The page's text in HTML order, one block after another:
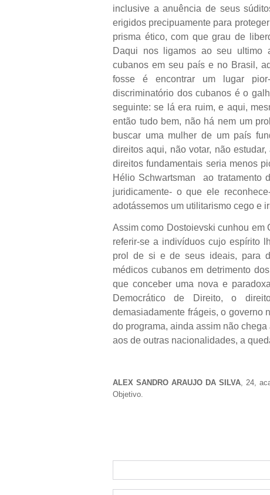
inclusive a anuência de seus
erigidos precipuamente para
prisma ético, com que grau de
Daqui nos ligamos ao seu ultimo
cubanos em seu país e no Brasil,
fosse é encontrar um lugar
discriminatório dos cubanos é o
seguinte: se lá era ruim, e aqui,
então tudo bem, não há nem um
buscar uma mulher de um país
direitos aqui, não votar, não
direitos fundamentais seria menos
Hélio Schwartsman ao tratamento
juridicamente- o que ele
adotássemos um utilitarismo cego e
Assim como Dostoievski cunhou em
referir-se a indivíduos cujo espírito
prol de si e de seus ideais, para
médicos cubanos em detrimento
que conceber uma nova e
Democrático de Direito, o
demasiadamente frágeis, o governo
do programa, ainda assim não
aos de outras nacionalidades, a
ALEX SANDRO ARAUJO DA SILVA, 24,
Objetivo.